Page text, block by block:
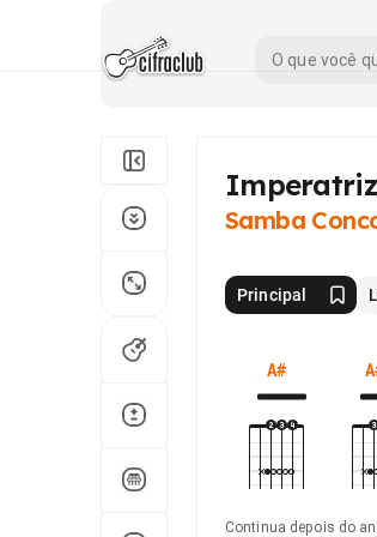
Imperatriz
Samba
Principal
A#
Continua depois do